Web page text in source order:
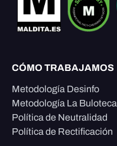
CÓMO TRABAJAMOS
Metodología Desinfo
Metodología La Buloteca
Política de Neutralidad
Política de Rectificación